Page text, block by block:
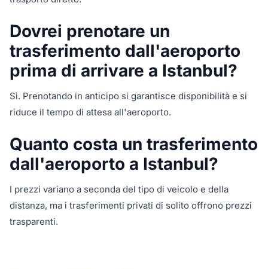
Dovrei prenotare un
trasferimento dall'aeroporto
prima di arrivare a Istanbul?
Sì. Prenotando in anticipo si garantisce disponibilità e si
riduce il tempo di attesa all'aeroporto.
Quanto costa un trasferimento
dall'aeroporto a Istanbul?
I prezzi variano a seconda del tipo di veicolo e della
distanza, ma i trasferimenti privati di solito offrono prezzi
trasparenti.